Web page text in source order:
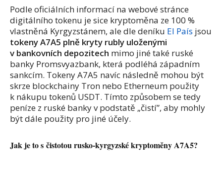
Podle oficiálních informací na webové stránce
digitálního tokenu je sice kryptoměna ze 100 %
vlastněná Kyrgyzstánem, ale dle deníku El País jsou
tokeny A7A5 plně kryty rubly uloženými
v bankovních depozitech mimo jiné také ruské
banky Promsvyazbank, která podléhá západním
sankcím. Tokeny A7A5 navíc následně mohou být
skrze blockchainy Tron nebo Etherneum použity
k nákupu tokenů USDT. Tímto způsobem se tedy
peníze z ruské banky v podstatě „čistí”, aby mohly
být dále použity pro jiné účely.
Jak je to s čistotou rusko-kyrgyzské kryptoměny A7A5?